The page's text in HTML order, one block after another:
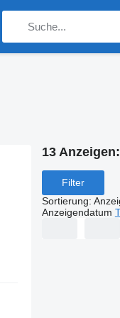
13 Anzeigen:
Filter
Sortierung:
Anzeigendatum